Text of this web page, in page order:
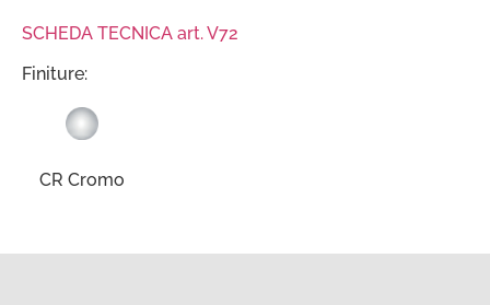
SCHEDA TECNICA art. V72
Finiture:
CR Cromo